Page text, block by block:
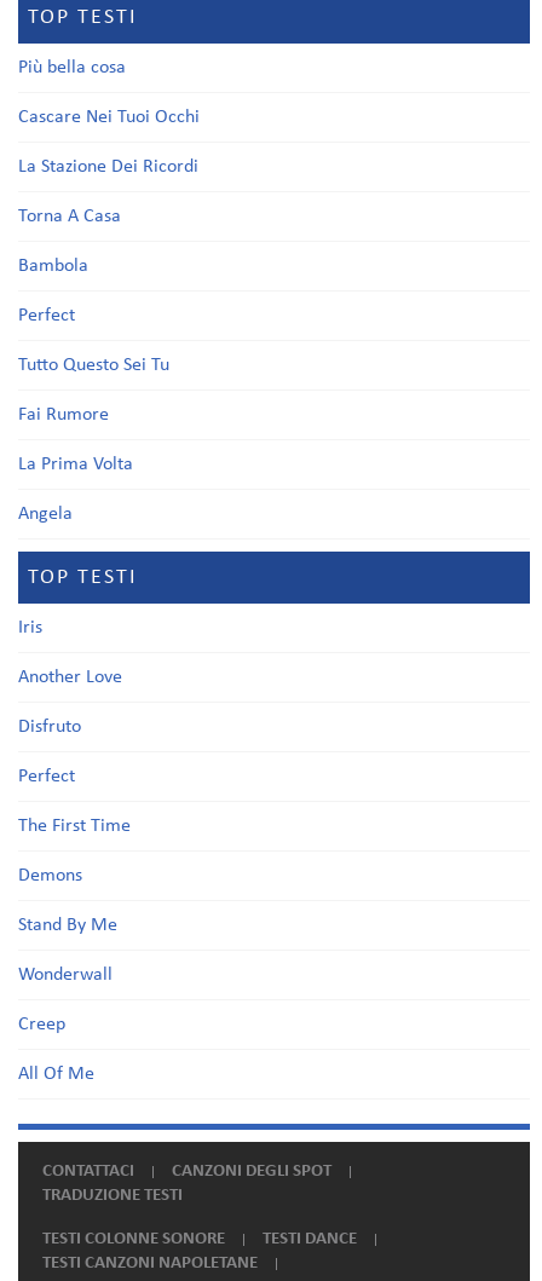
TOP TESTI
Più bella cosa
Cascare Nei Tuoi Occhi
La Stazione Dei Ricordi
Torna A Casa
Bambola
Perfect
Tutto Questo Sei Tu
Fai Rumore
La Prima Volta
Angela
TOP TESTI
Iris
Another Love
Disfruto
Perfect
The First Time
Demons
Stand By Me
Wonderwall
Creep
All Of Me
CONTATTACI
CANZONI DEGLI SPOT
TRADUZIONE TESTI
TESTI COLONNE SONORE
TESTI DANCE
TESTI CANZONI NAPOLETANE